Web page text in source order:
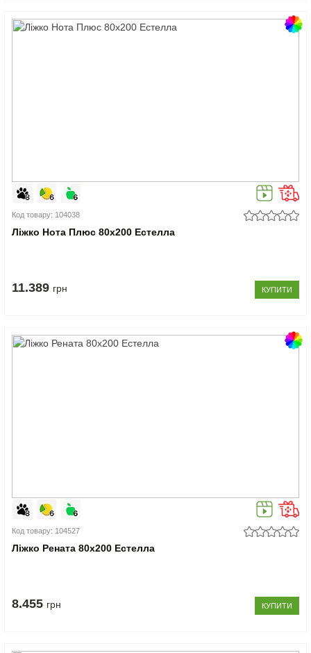
Код товару: 104038
Ліжко Нота Плюс 80x200 Естелла
11.389 грн КУПИТИ
Код товару: 104527
Ліжко Рената 80x200 Естелла
8.455 грн КУПИТИ